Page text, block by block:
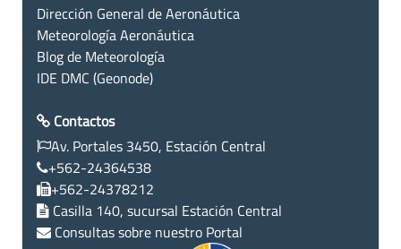
Dirección General de Aeronáutica
Meteorología Aeronáutica
Blog de Meteorología
IDE DMC (Geonode)
Contactos
Av. Portales 3450, Estación Central
+562-24364538
+562-24378212
Casilla 140, sucursal Estación Central
Consultas sobre nuestro Portal